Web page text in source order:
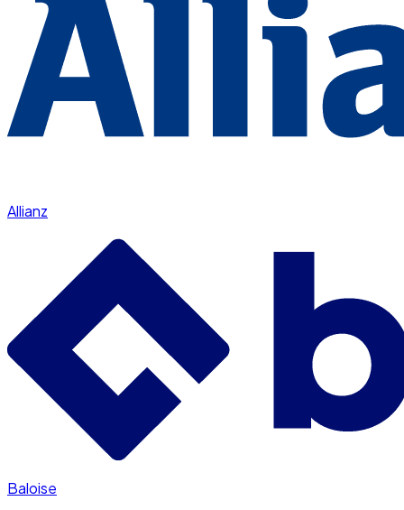
Allianz
Baloise